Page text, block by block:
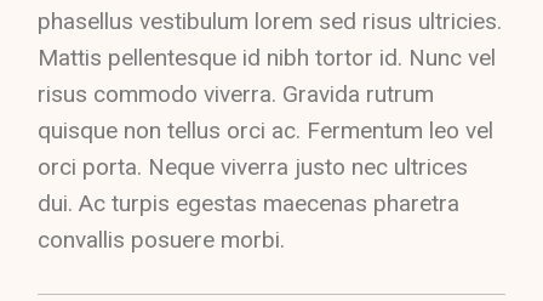
phasellus vestibulum lorem sed risus ultricies.
Mattis pellentesque id nibh tortor id. Nunc vel
risus commodo viverra. Gravida rutrum
quisque non tellus orci ac. Fermentum leo vel
orci porta. Neque viverra justo nec ultrices
dui. Ac turpis egestas maecenas pharetra
convallis posuere morbi.